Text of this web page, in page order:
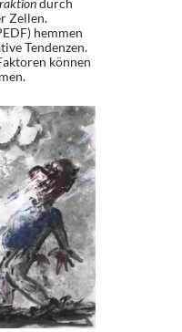
Zellen.
hemmen
Tendenzen.
können